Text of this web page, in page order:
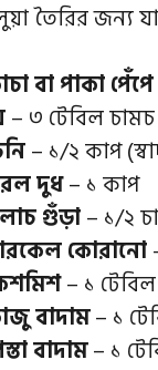
তৈরির জন্য
বা পাকা পেঁপে
– ৩ টেবিল চামচ
– ১/২ কাপ
দুধ– ১ কাপ
গুঁড়া– ১/২
কোরানো
– ১
বাদাম– ১
বাদাম– ১